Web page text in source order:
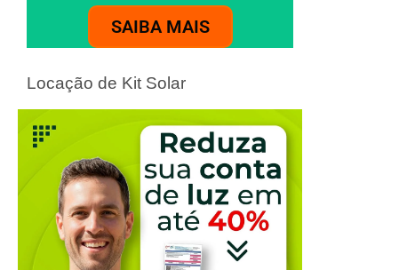
SAIBA MAIS
Locação de Kit Solar